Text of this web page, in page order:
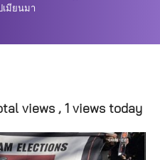
เมียนมา
views , 1 views today